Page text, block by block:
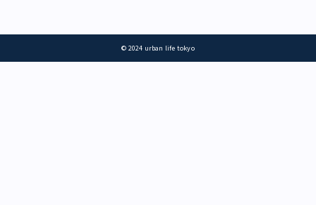
© 2024 urban life tokyo